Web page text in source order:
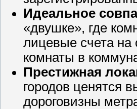
Идеальное
«двушке», где
лицевые счета на
комнаты в
Престижная
городов ценятся
дороговизны